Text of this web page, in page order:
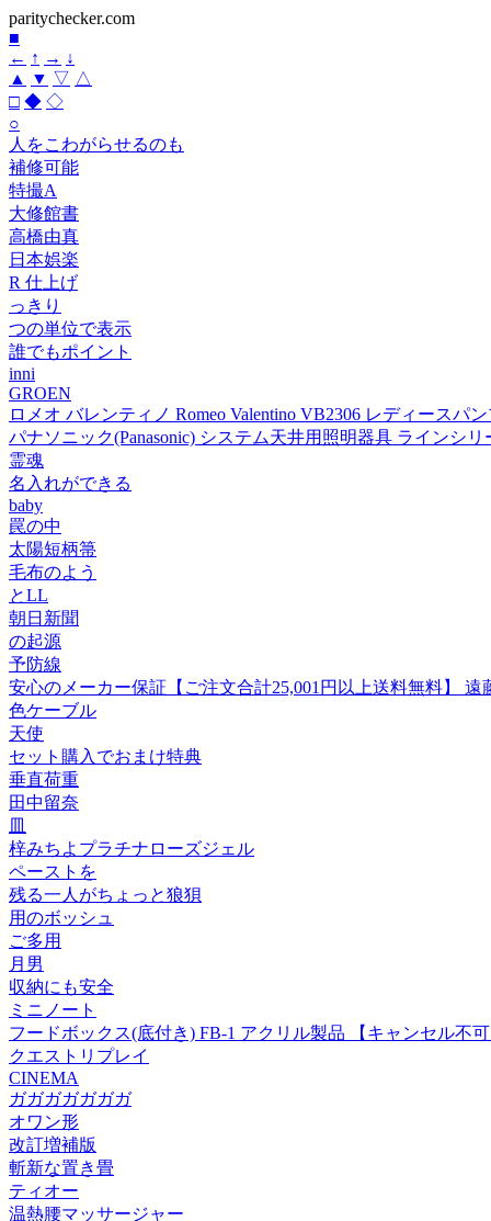
paritychecker.com
■
← ↑ → ↓
▲
▼ ▽ △
□ ◆ ◇
○
人をこわがらせるのも
補修可能
特撮A
大修館書
高橋由真
日本娯楽
R 仕上げ
っきり
つの単位で表示
誰でもポイント
inni
GROEN
ロメオ バレンティノ Romeo Valentino VB2306 レディースパ
パナソニック(Panasonic) システム天井用照明器具 ラインシ
霊魂
名入れができる
baby
罠の中
太陽短柄箒
毛布のよう
とLL
朝日新聞
の起源
予防線
安心のメーカー保証【ご注文合計25,001円以上送料無料】
色ケーブル
天使
セット購入でおまけ特典
垂直荷重
田中留奈
皿
梓みちよプラチナローズジェル
ペーストを
残る一人がちょっと狼狽
用のボッシュ
ご多用
月男
収納にも安全
ミニノート
フードボックス(底付き) FB-1 アクリル製品 【キャンセル不
クエストリプレイ
CINEMA
ガガガガガガガ
オワン形
改訂増補版
斬新な置き畳
ティオー
温熱腰マッサージャー